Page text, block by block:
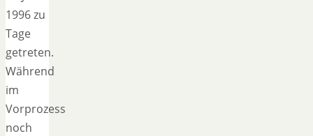
1996 zu
Tage
getreten.
Während
im
Vorprozess
noch